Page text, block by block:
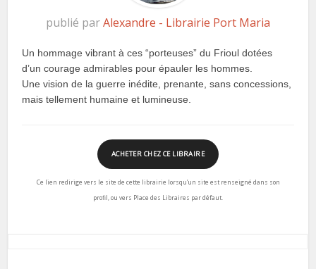
publié parAlexandre - Librairie Port Maria
Un hommage vibrant à ces “porteuses” du Frioul dotées
d’un courage admirables pour épauler les hommes.
Une vision de la guerre inédite, prenante, sans concessions,
mais tellement humaine et lumineuse.
ACHETER CHEZ CE LIBRAIRE
Ce lien redirige vers le site de cette librairie lorsqu’un site est renseigné dans son
profil, ou vers Place des Libraires par défaut.